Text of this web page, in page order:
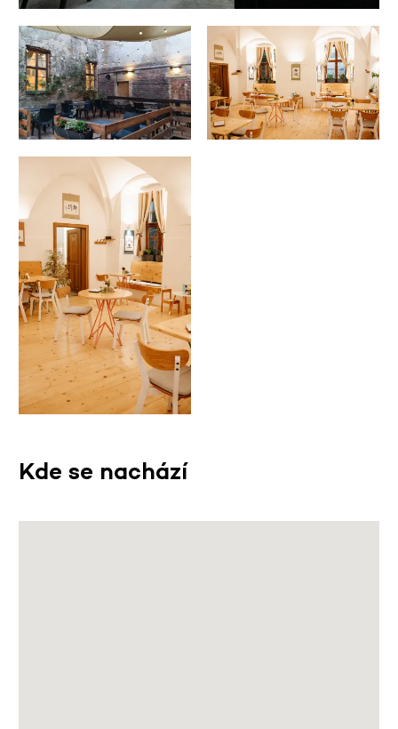
Kde se nachází